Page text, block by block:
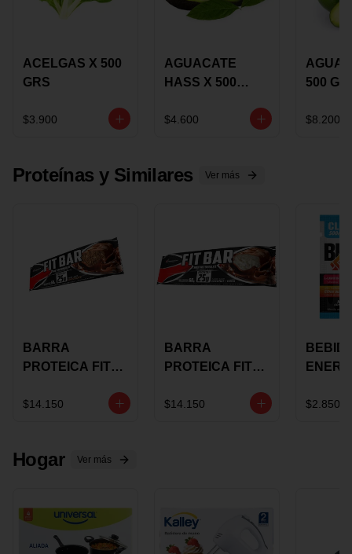
ACELGAS X 500
GRS
$3.900
AGUACATE
HASS X 500
$4.600
500
$8.200
Proteínas y Similares Ver más
BARRA
PROTEICA FIT
CHOCOLATE X
$14.150
BARRA
PROTEICA FIT
GRS
$14.150
STACK 6G
$2.850
Hogar Ver más